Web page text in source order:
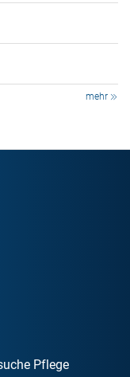
mehr
Pflege